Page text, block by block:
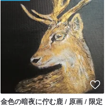
金色の暗夜に佇む鹿 / 原画 / 限定